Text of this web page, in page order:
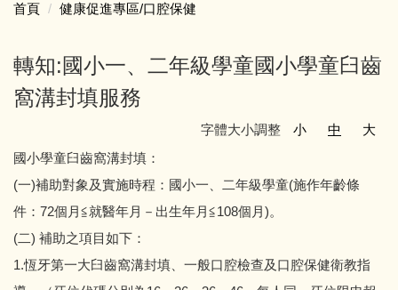
首頁 健康促進專區/口腔保健
轉知:國小一、二年級學童國小學童臼齒
窩溝封填服務
字體大小調整 小 中
大
國小學童臼齒窩溝封填：
(一)補助對象及實施時程：國小一、二年級學童(施作年齡條
件：72個月≦就醫年月－出生年月≦108個月)。
(二) 補助之項目如下：
1.恆牙第一大臼齒窩溝封填、一般口腔檢查及口腔保健衛教指